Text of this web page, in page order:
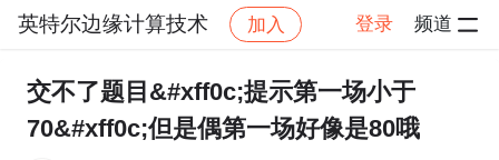
英特尔边缘计算技术 加入 登录 频道
社区 英特尔边缘计算技术 帖子详情
交不了题目&#xff0c;提示第一场小于
70&#xff0c;但是偶第一场好像是80哦